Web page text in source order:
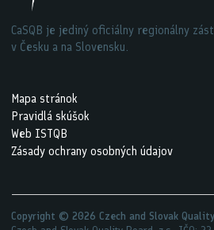
CaSQB je jediný oficiálny regionálny
v Česku a na Slovensku.
Mapa stránok
Pravidlá skúšok
Web ISTQB
Zásady ochrany osobných údajov
Copyright © 2026 Czech and Slovak
Tento web využíva cookies. V záujme